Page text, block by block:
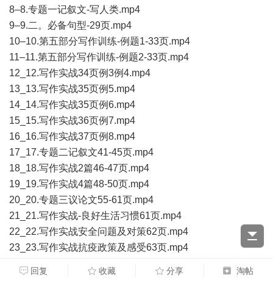
8–8.专题一记叙文-写人类.mp4
9–9.二。必备句型-29页.mp4
10–10.第五部分写作训练-例题1-33页.mp4
11–11.第五部分写作训练-例题2-33页.mp4
12_12.写作实战34页例3例4.mp4
13_13.写作实战35页例5.mp4
14_14.写作实战35页例6.mp4
15_15.写作实战36页例7.mp4
16_16.写作实战37页例8.mp4
17_17.专题二记叙文41-45页.mp4
18_18.写作实战2篇46-47页.mp4
19_19.写作实战4篇48-50页.mp4
20_20.专题三议论文55-61页.mp4
21_21.写作实战-良好生活习惯61页.mp4
22_22.写作实战安全问题及对策62页.mp4
23_23.写作实战抗疫政策及感受63页.mp4
回复 收藏 分享 淘帖